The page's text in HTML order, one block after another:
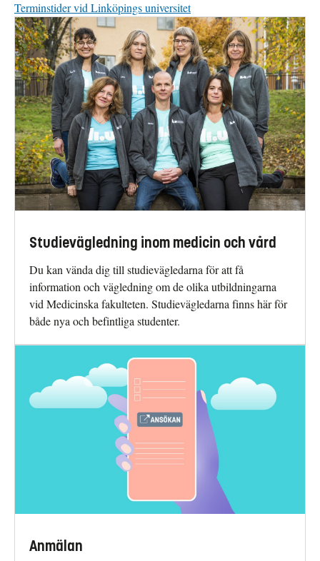
Terminstider vid Linköpings universitet
Studievägledning inom medicin och vård
Du kan vända dig till studievägledarna för att få
information och vägledning om de olika utbildningarna
vid Medicinska fakulteten. Studievägledarna finns här för
både nya och befintliga studenter.
Anmälan